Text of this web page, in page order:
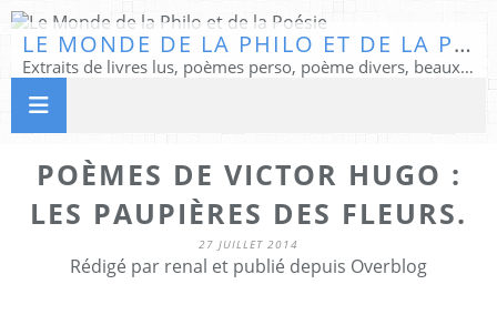
LE MONDE DE LA PHILO ET DE LA POÉSIE
Extraits de livres lus, poèmes perso, poème divers, beaux textes...
POÈMES DE VICTOR HUGO :
LES PAUPIÈRES DES FLEURS.
27 JUILLET 2014
Rédigé par renal et publié depuis Overblog